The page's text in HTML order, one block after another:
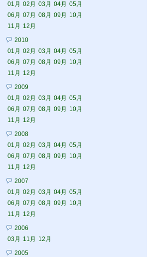
01月 02月 03月 04月 05月
06月 07月 08月 09月
10月
11月
12月
2010
01月 02月 03月 04月 05月
06月 07月 08月 09月
10月
11月
12月
2009
01月 02月 03月 04月 05月
06月 07月 08月 09月
10月
11月
12月
2008
01月 02月 03月 04月 05月
06月 07月 08月 09月
10月
11月
12月
2007
01月 02月 03月 04月 05月
06月 07月 08月 09月
10月
11月
12月
2006
03月
11月
12月
2005